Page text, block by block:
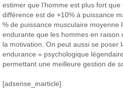
estimer que l’homme est plus fort
différence est de +10% à puissance
% de puissance musculaire moyenne
endurante que les hommes en raison
la motivation. On peut aussi se poser
endurance » psychologique
permettant une meilleure gestion de
[adsense_inarticle]